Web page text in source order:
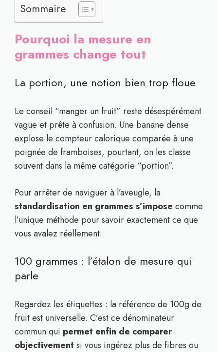
Sommaire
Pourquoi la mesure en
grammes change tout
La portion, une notion bien trop floue
Le conseil “manger un fruit” reste désespérément
vague et prête à confusion. Une banane dense
explose le compteur calorique comparée à une
poignée de framboises, pourtant, on les classe
souvent dans la même catégorie “portion”.
Pour arrêter de naviguer à l’aveugle, la
standardisation en grammes s’impose comme
l’unique méthode pour savoir exactement ce que
vous avalez réellement.
100 grammes : l’étalon de mesure qui
parle
Regardez les étiquettes : la référence de 100g de
fruit est universelle. C’est ce dénominateur
commun qui permet enfin de comparer
objectivement si vous ingérez plus de fibres ou